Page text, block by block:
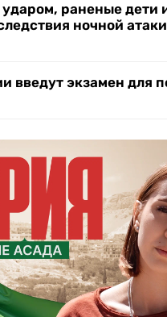
раненые дети
ночной
введут экзамен для